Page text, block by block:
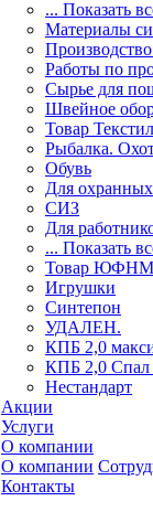
... Показать
Материалы
Работы по
Сырье для
Швейное
Товар
Рыбалка.
Обувь
Для
СИЗ
Для
... Показать
Товар ЮФНМ
Игрушки
Синтепон
УДАЛЕН.
КПБ 2,0
КПБ 2,0
Нестандарт
Акции
Услуги
О компании
О компании
Контакты